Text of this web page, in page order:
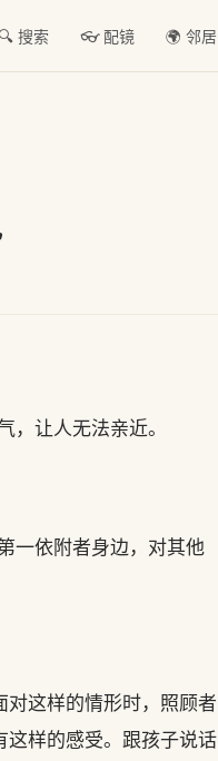
🔍 搜索 👓 配镜 🌍 邻居
让人无法亲近。
一依附者身边，对其他
这样的情形时，照顾者
样的感受。跟孩子说话